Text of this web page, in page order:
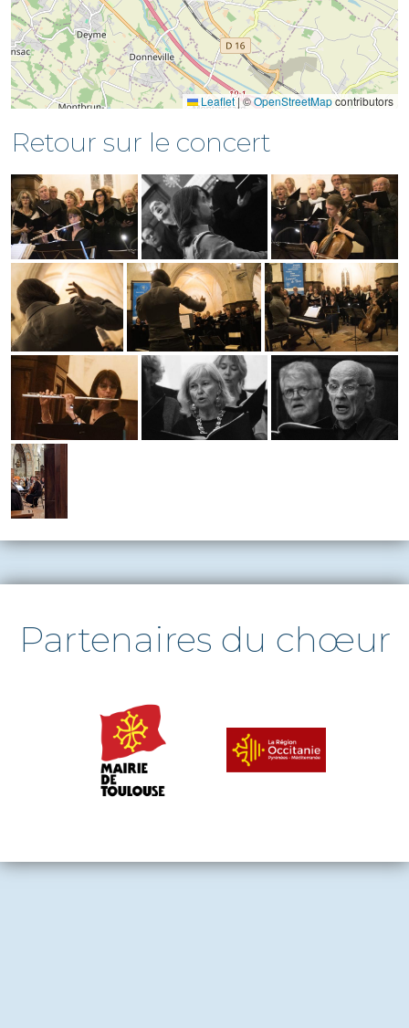
Leaflet|©OpenStreetMapcontributors
Retour sur le concert
Partenaires du chœur